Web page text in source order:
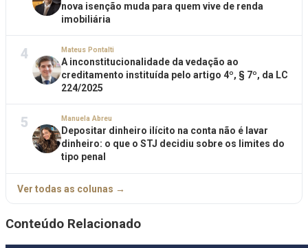
nova isenção muda para quem vive de renda
imobiliária
4 Mateus Pontalti
A inconstitucionalidade da vedação ao
creditamento instituída pelo artigo 4º, § 7º, da LC
224/2025
5 Manuela Abreu
Depositar dinheiro ilícito na conta não é lavar
dinheiro: o que o STJ decidiu sobre os limites do
tipo penal
Ver todas as colunas →
Conteúdo Relacionado